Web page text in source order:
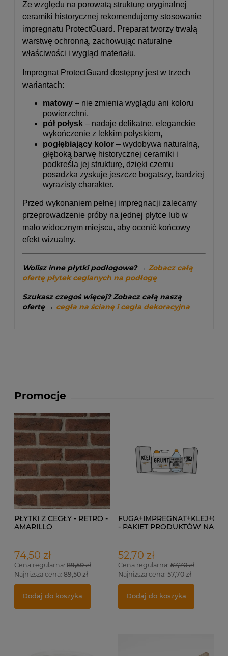
Ze względu na porowatą strukturę oryginalnej
ceramiki historycznej rekomendujemy stosowanie
impregnatu ProtectGuard. Preparat tworzy trwałą
warstwę ochronną, zachowując naturalne
właściwości i wygląd materiału.
Impregnat ProtectGuard dostępny jest w trzech
wariantach:
matowy – nie zmienia wyglądu ani koloru
powierzchni,
pół połysk – nadaje delikatne, eleganckie
wykończenie z lekkim połyskiem,
pogłębiający kolor – wydobywa naturalną,
głęboką barwę historycznej ceramiki i
podkreśla jej strukturę, dzięki czemu
posadzka zyskuje jeszcze bogatszy, bardziej
wyrazisty charakter.
Przed wykonaniem pełnej impregnacji zalecamy
przeprowadzenie próby na jednej płytce lub w
mało widocznym miejscu, aby ocenić końcowy
efekt wizualny.
Wolisz inne płytki podłogowe?→ Zobacz całą
ofertę płytek ceglanych na podłogę
Szukasz czegoś więcej? Zobacz całą naszą
ofertę → cegła na ścianę i cegła dekoracyjna
Promocje
PŁYTKI Z CEGŁY - RETRO -
AMARILLO
74,50 zł
Cena regularna: 89,50 zł
Najniższa cena: 89,50 zł
Dodaj do koszyka
- PAKIET PRODUKTÓW NA
52,70 zł
Cena regularna:57,70 zł
Najniższa cena:57,70 zł
Dodaj do koszyka